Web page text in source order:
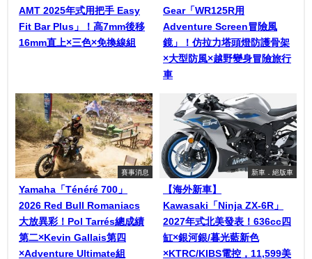
AMT 2025年式用把手 Easy
Fit Bar Plus」！高7mm後移
16mm直上×三色×免換線組
Gear「WR125R用
Adventure Screen冒險風
鏡」！仿拉力塔頭燈防護骨架
×大型防風×越野變身冒險旅行
車
賽事消息
Yamaha「Ténéré 700」
2026 Red Bull Romaniacs
大放異彩！Pol Tarrés總成績
第二×Kevin Gallais第四
×Adventure Ultimate組
新車．絕版車
【海外新車】
Kawasaki「Ninja ZX-6R」
2027年式北美發表！636cc四
缸×銀河銀/暮光藍新色
×KTRC/KIBS電控，11,599美